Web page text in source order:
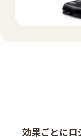
効果ごとにロ